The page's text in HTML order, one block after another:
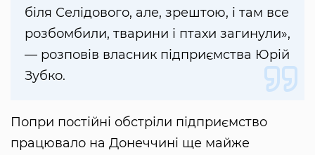
біля Селідового, але, зрештою, і там все
розбомбили, тварини і птахи загинули»,
— розповів власник підприємства Юрій
Зубко.
Попри постійні обстріли підприємство
працювало на Донеччині ще майже